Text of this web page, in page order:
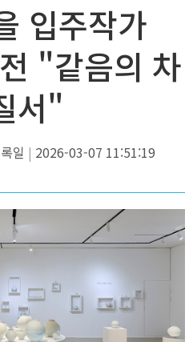
입주작가
"같음의 차
서"
일
2026-03-07 11:51:19